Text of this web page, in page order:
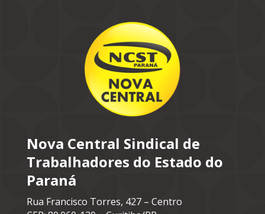
Nova Central Sindical de
Trabalhadores do Estado do
Paraná
Rua Francisco Torres, 427 – Centro